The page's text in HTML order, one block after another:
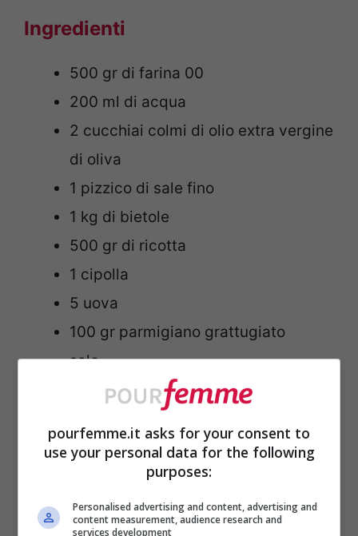
Ingredienti
500 gr di farina 00
200 ml di acqua
2 cucchiai colmi di olio extra vergine
di oliva
1 pizzico di sale fino
1 kg di bietole
500 gr di ricotta
1 cipolla
5 uova
100 gr parmigiano grattugiato
sale
pepe
Procedimento
La prima cosa da fare è preparare la
base, quindi in una ciotola unisci la
pourfemme.it asks for your consent to
use your personal data for the following
purposes:
Personalised advertising and content, advertising and
content measurement, audience research and
services development